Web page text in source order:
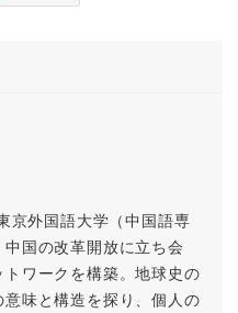
京外国語大学（中国語専
国の改革開放に立ち会
ワークを構築。地球史の
味と構造を探り、個人の